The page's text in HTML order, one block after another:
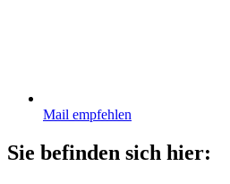
Mail empfehlen
Sie befinden sich hier: